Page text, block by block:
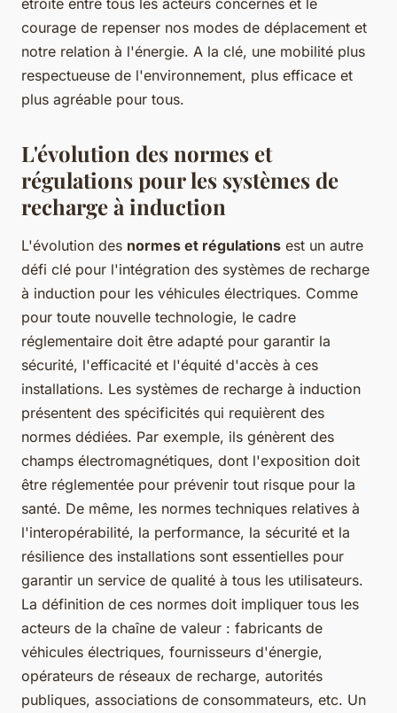
courage de repenser nos modes de déplacement et
notre relation à l'énergie. A la clé, une mobilité plus
respectueuse de l'environnement, plus efficace et
plus agréable pour tous.
L'évolution des normes et
régulations pour les systèmes de
recharge à induction
L'évolution des normes et régulations est un autre
défi clé pour l'intégration des systèmes de recharge
à induction pour les véhicules électriques. Comme
pour toute nouvelle technologie, le cadre
réglementaire doit être adapté pour garantir la
sécurité, l'efficacité et l'équité d'accès à ces
installations. Les systèmes de recharge à induction
présentent des spécificités qui requièrent des
normes dédiées. Par exemple, ils génèrent des
champs électromagnétiques, dont l'exposition doit
être réglementée pour prévenir tout risque pour la
santé. De même, les normes techniques relatives à
l'interopérabilité, la performance, la sécurité et la
résilience des installations sont essentielles pour
garantir un service de qualité à tous les utilisateurs.
La définition de ces normes doit impliquer tous les
acteurs de la chaîne de valeur : fabricants de
véhicules électriques, fournisseurs d'énergie,
opérateurs de réseaux de recharge, autorités
publiques, associations de consommateurs, etc. Un